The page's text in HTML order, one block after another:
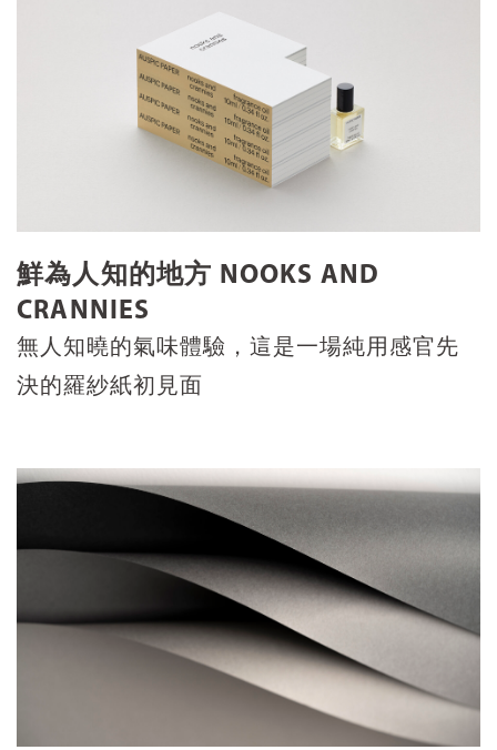
鮮為人知的地方 NOOKS AND
CRANNIES
無人知曉的氣味體驗，這是一場純用感官先
決的羅紗紙初見面